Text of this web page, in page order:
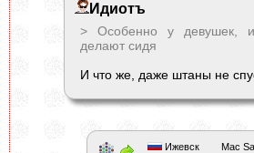
Идиотъ
> Особенно у девушек,
делают сидя
И что же, даже штаны не
Mac
Ижевск